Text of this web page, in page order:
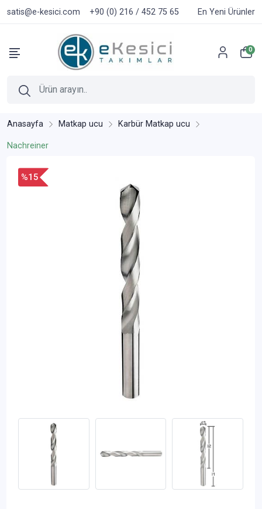
satis@e-kesici.com +90 (0) 216 / 452 75 65 En Yeni Ürünler
0
Anasayfa Matkap ucu Karbür Matkap ucu
Nachreiner
%15